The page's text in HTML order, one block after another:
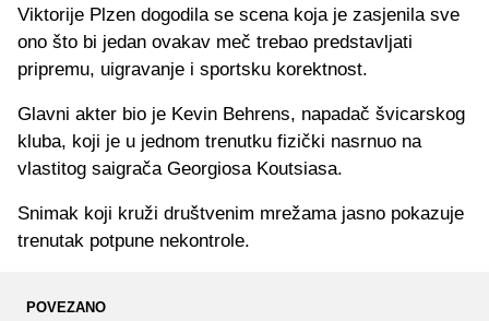
Viktorije Plzen dogodila se scena koja je zasjenila sve
ono što bi jedan ovakav meč trebao predstavljati
pripremu, uigravanje i sportsku korektnost.
Glavni akter bio je Kevin Behrens, napadač švicarskog
kluba, koji je u jednom trenutku fizički nasrnuo na
vlastitog saigrača Georgiosa Koutsiasa.
Snimak koji kruži društvenim mrežama jasno pokazuje
trenutak potpune nekontrole.
POVEZANO